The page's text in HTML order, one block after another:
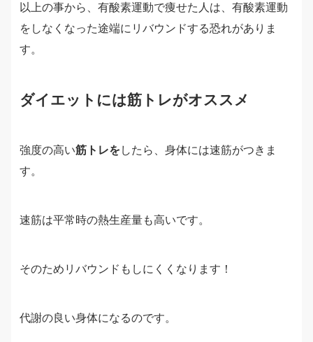
以上の事から、有酸素運動で痩せた人は、有酸素運動
をしなくなった途端にリバウンドする恐れがありま
す。
ダイエットには筋トレがオススメ
強度の高い筋トレを したら、身体には速筋がつきま
す。
速筋は平常時の熱生産量も高いです。
そのためリバウンドもしにくくなります！
代謝の良い身体になるのです。